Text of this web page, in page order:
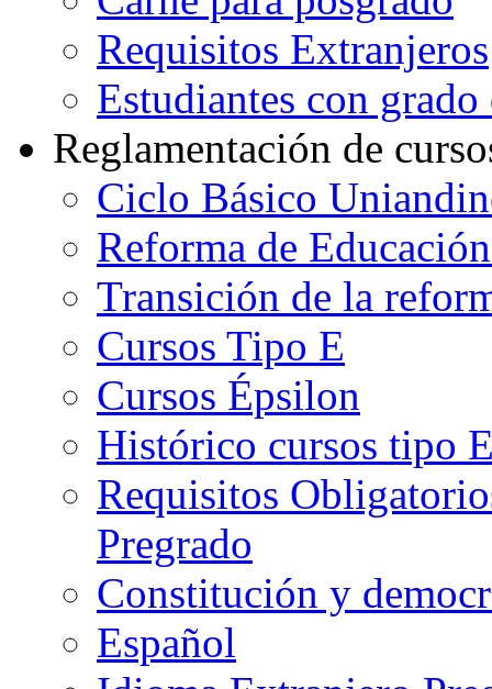
Requisitos Extranjeros
Estudiantes con
Reglamentación de
Ciclo Básico
Reforma de
Transición de la
Cursos Tipo E
Cursos Épsilon
Histórico cursos tipo
Requisitos
Pregrado
Constitución y
Español